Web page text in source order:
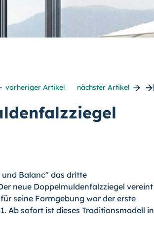
vorheriger Artikel nächster Artikel
Balanc" das dritte
neue Doppelmuldenfalzziegel vereint
seine Formgebung war der erste
Ab sofort ist dieses Traditionsmodell in